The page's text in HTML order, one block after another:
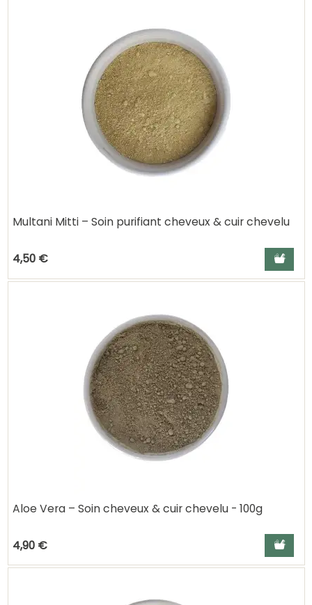
Multani Mitti – Soin purifiant cheveux & cuir chevelu
4,50 € Ajouter
Aloe Vera – Soin cheveux & cuir chevelu - 100g
4,90 € Ajouter